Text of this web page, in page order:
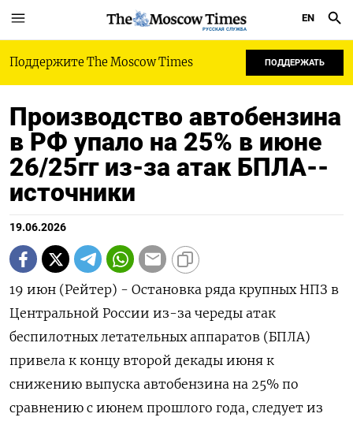
РУССКАЯ СЛУЖБА
EN
Поддержите The Moscow Times ПОДДЕРЖАТЬ
Производство автобензина
в РФ упало на 25% в июне
26/25гг из-за атак БПЛА--
источники
19.06.2026
19 июн (Рейтер) - Остановка ряда крупных НПЗ в
Центральной России из-за череды атак
беспилотных летательных аппаратов (БПЛА)
привела к концу второй декады июня к
снижению выпуска автобензина на 25% по
сравнению с июнем прошлого года, ‌следует из